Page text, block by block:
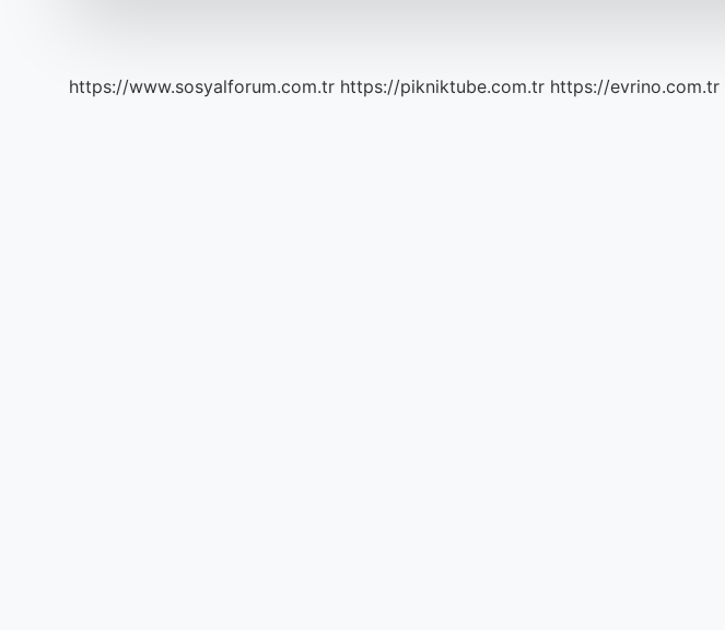
https://www.sosyalforum.com.tr https://pikniktube.com.tr https://evrino.com.tr